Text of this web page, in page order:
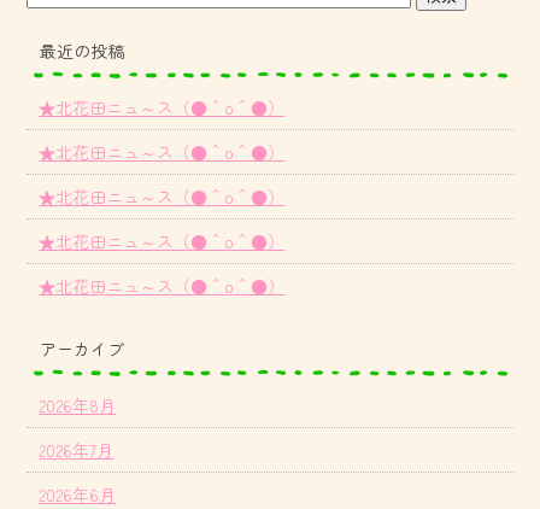
最近の投稿
★北花田ニュ～ス（●＾o＾●）
★北花田ニュ～ス（●＾o＾●）
★北花田ニュ～ス（●＾o＾●）
★北花田ニュ～ス（●＾o＾●）
★北花田ニュ～ス（●＾o＾●）
アーカイブ
2026年8月
2026年7月
2026年6月